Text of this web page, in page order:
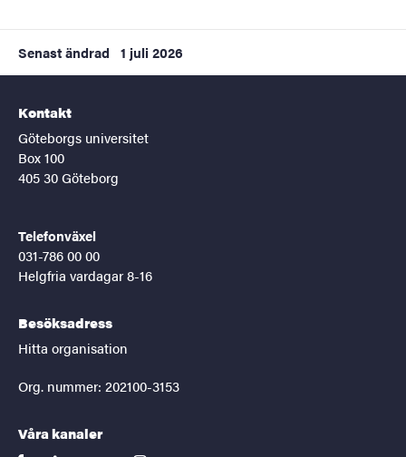
Senast ändrad 1 juli 2026
Kontakt
Göteborgs universitet
Box 100
405 30 Göteborg
Telefonväxel
031-786 00 00
Helgfria vardagar 8-16
Besöksadress
Hitta organisation
Org. nummer: 202100-3153
Våra kanaler